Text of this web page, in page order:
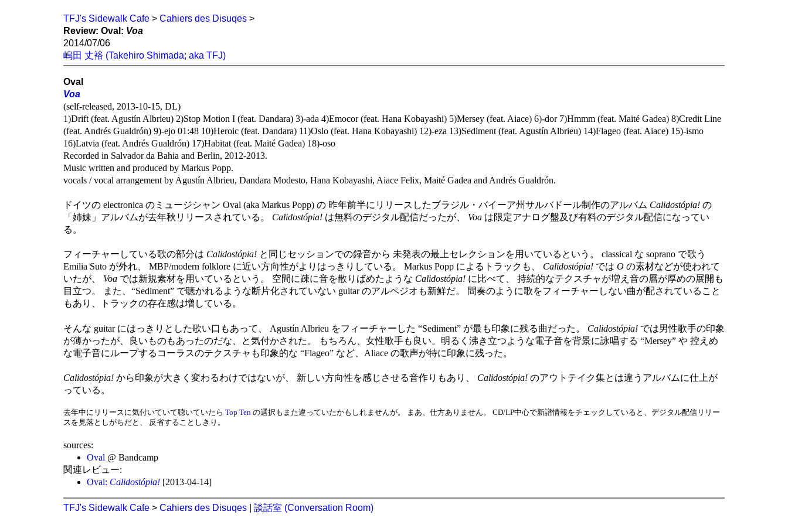
TFJ's Sidewalk Cafe> Cahiers des Disuqes>
Review: Oval: Voa
2014/07/06
嶋田 丈裕 (Takehiro Shimada; aka TFJ)
Oval
Voa
(self-released, 2013-10-15, DL)
1)Drift (feat. Agustín Albrieu) 2)Stop Motion I (feat. Dandara) 3)-ada 4)Emocor (feat. Hana Kobayashi) 5)Mersey (feat. Aiace) 6)-dor 7)Hmmm (feat. Maité Gadea) 8)Credit Line
(feat. Andrés Gualdrón) 9)-ejo 01:48 10)Heroic (feat. Dandara) 11)Oslo (feat. Hana Kobayashi) 12)-eza 13)Sediment (feat. Agustín Albrieu) 14)Flageo (feat. Aiace) 15)-ismo
16)Latvia (feat. Andrés Gualdrón) 17)Habitat (feat. Maité Gadea) 18)-oso
Recorded in Salvador da Bahia and Berlin, 2012-2013.
Music written and produced by Markus Popp.
vocals / vocal arrangement by Agustín Albrieu, Dandara Modesto, Hana Kobayashi, Aiace Felix, Maité Gadea and Andrés Gualdrón.
ドイツの electronica のミュージシャン Oval (aka Markus Popp) の 昨年前半にリリースしたブラジル・バイーア州サルバドール制作のアルバム Calidostópia!の
「姉妹」アルバムが去年秋リリースされている。 Calidostópia!は無料のデジタル配信だったが、 Voaは限定アナログ盤及び有料のデジタル配信になってい
る。
フィーチャーしている歌の部分は Calidostópia!と同じセッションでの録音から 未発表の最上セレクションを用いているという。 classical な soprano で歌う
Emilia Suto が外れ、 MBP/modern folklore に近い方向性がよりはっきりしている。 Markus Popp によるトラックも、 Calidostópia!では Oの素材などが使われて
いたが、 Voaでは新規素材を用いているという。 空間に疎に音を散りばめたような Calidostópia!に比べて、 持続的なテクスチャが増え音の層が厚めの展開も
目立つ。 また、“Sediment” で聴かれるような断片化されていない guitar のアルペジオも新鮮だ。 間奏のように歌をフィーチャーしない曲が配されていること
もあり、トラックの存在感は増している。
そんな guitar にはっきりとした歌い口もあって、 Agustín Albrieu をフィーチャーした “Sediment” が最も印象に残る曲だった。 Calidostópia!では男性歌手の印象
が薄かったが、良いものもあったのだな、と気付かされた。 もちろん、女性歌手も良い。明るく沸き立つような電子音を背景に詠唱する “Mersey” や 控えめ
な電子音にループするコーラスのテクスチャも印象的な “Flageo” など、Aliace の歌声が特に印象に残った。
Calidostópia!から印象が大きく変わるわけではないが、 新しい方向性を感じさせる音作りもあり、 Calidostópia!のアウトテイク集とは違うアルバムに仕上が
っている。
去年中にリリースに気付いていて聴いていたら Top Ten の選択もまた違っていたかもしれませんが。 まあ、仕方ありません。 CD/LP中心で新譜情報をチェックしていると、デジタル配信リリー
スを見落としがちだと、 反省することしきり。
sources:
Oval @ Bandcamp
関連レビュー:
Oval: Calidostópia! [2013-04-14]
TFJ's Sidewalk Cafe> Cahiers des Disuqes| 談話室 (Conversation Room)